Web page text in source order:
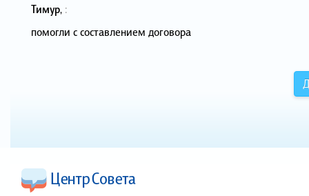
Тимур, :
помогли с составлением договора